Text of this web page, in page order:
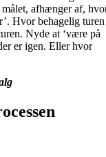
afhænger af,
Hvor behagelig turen
Nyde at ‘være på
er igen. Eller hvor